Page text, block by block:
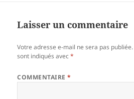
Laisser un commentaire
Votre adresse e-mail ne sera pas publiée.
sont indiqués avec*
COMMENTAIRE*